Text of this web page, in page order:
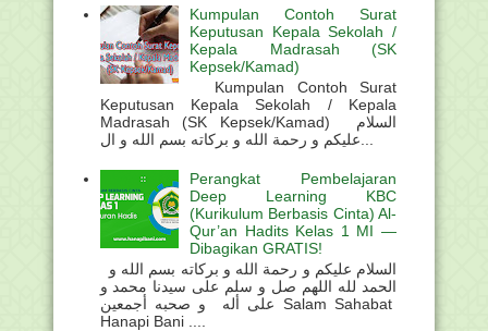
Kumpulan Contoh Surat
Keputusan Kepala Sekolah /
Kepala Madrasah (SK
Kepsek/Kamad)
Kumpulan Contoh Surat
Keputusan Kepala Sekolah / Kepala
Madrasah (SK Kepsek/Kamad) السلام
عليكم و رحمة الله و بركاته بسم الله و ال...
Perangkat Pembelajaran
Deep Learning KBC
(Kurikulum Berbasis Cinta) Al-
Qur’an Hadits Kelas 1 MI —
Dibagikan GRATIS!
الحمد لله اللهم صل و سلم على سيدنا محمد و
على أله و صحبه أجمعين Salam Sahabat
Hanapi Bani ....